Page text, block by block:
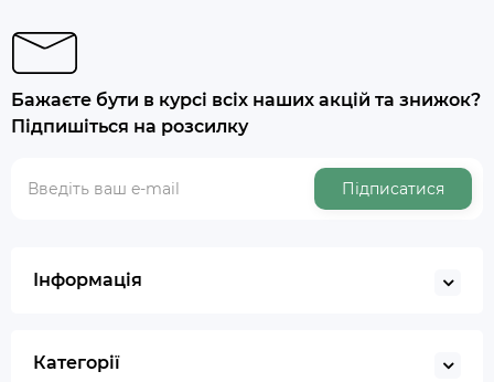
Бажаєте бути в курсі всіх наших акцій та знижок?
Підпишіться на розсилку
Підписатися
Інформація
Категорії